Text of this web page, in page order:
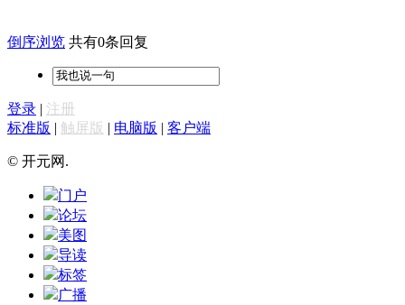
倒序浏览 共有0条回复
登录 | 注册
标准版 | 触屏版 | 电脑版 | 客户端
© 开元网.
门户
论坛
美图
导读
标签
广播